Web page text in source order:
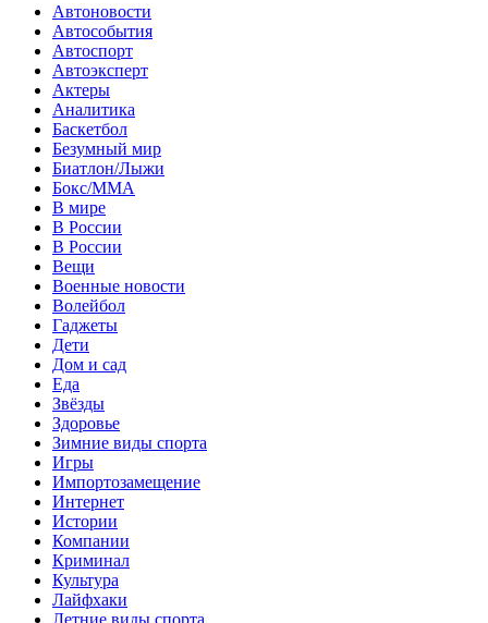
Автоновости
Автособытия
Автоспорт
Автоэксперт
Актеры
Аналитика
Баскетбол
Безумный мир
Биатлон/Лыжи
Бокс/MMA
В мире
В России
В России
Вещи
Военные новости
Волейбол
Гаджеты
Дети
Дом и сад
Еда
Звёзды
Здоровье
Зимние виды спорта
Игры
Импортозамещение
Интернет
Истории
Компании
Криминал
Культура
Лайфхаки
Летние виды спорта